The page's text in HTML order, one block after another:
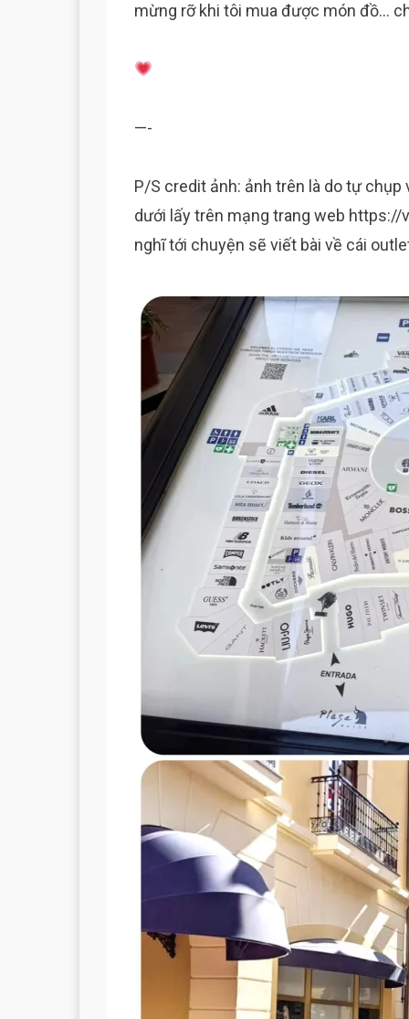
mừng rỡ khi tôi mua được món đồ…
—-
P/S credit ảnh: ảnh trên là do tự
dưới lấy trên mạng trang web https://
nghĩ tới chuyện sẽ viết bài về cái